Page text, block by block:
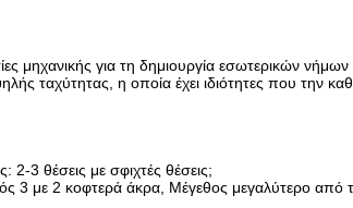
μηχανικής για τη δημιουργία εσωτερικών
ταχύτητας, η οποία έχει ιδιότητες που την
2-3 θέσεις με σφιχτές θέσεις;
3 με 2 κοφτερά άκρα, Μέγεθος μεγαλύτερο